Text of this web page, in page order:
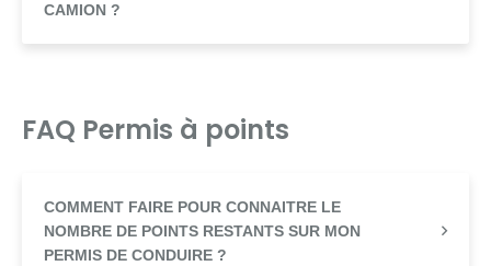
CAMION ?
FAQ Permis à points
COMMENT FAIRE POUR CONNAITRE LE
NOMBRE DE POINTS RESTANTS SUR MON
PERMIS DE CONDUIRE ?